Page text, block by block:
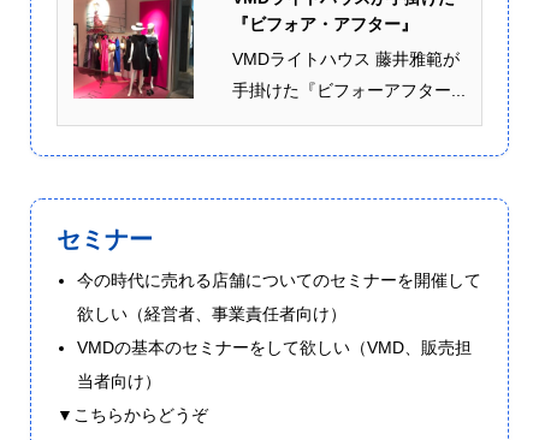
『ビフォア・アフター』
VMDライトハウス 藤井雅範が
手掛けた『ビフォーアフター...
セミナー
今の時代に売れる店舗についてのセミナーを開催して
欲しい（経営者、事業責任者向け）
VMDの基本のセミナーをして欲しい（VMD、販売担
当者向け）
▼こちらからどうぞ